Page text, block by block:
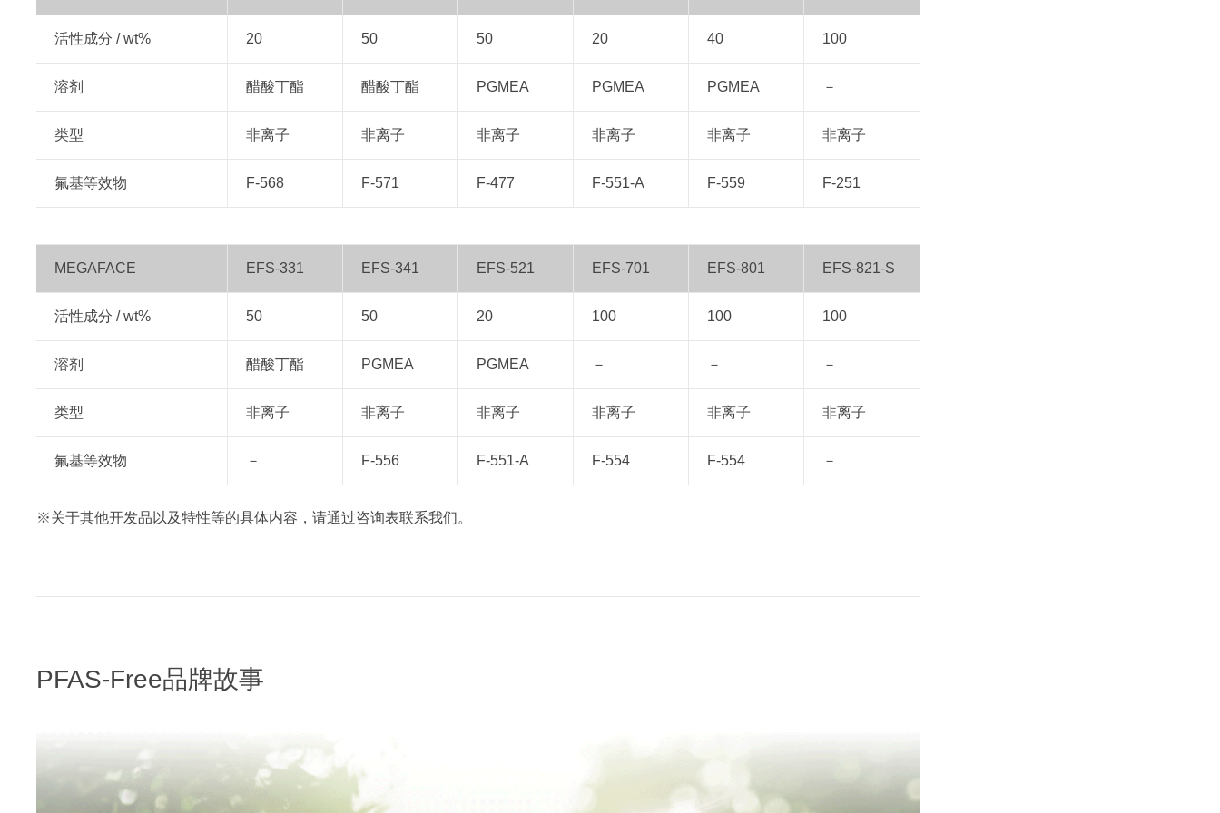
活性成分 / wt% 20 50 50 20 40 100
溶剂 醋酸丁酯 醋酸丁酯 PGMEA PGMEA PGMEA －
类型 非离子 非离子 非离子 非离子 非离子 非离子
氟基等效物 F-568 F-571 F-477 F-551-A F-559 F-251
MEGAFACE EFS-331 EFS-341 EFS-521 EFS-701 EFS-801 EFS-821-S
活性成分 / wt% 50 50 20 100 100 100
溶剂 醋酸丁酯 PGMEA PGMEA － － －
类型 非离子 非离子 非离子 非离子 非离子 非离子
氟基等效物 － F-556 F-551-A F-554 F-554 －
※关于其他开发品以及特性等的具体内容，请通过咨询表联系我们。
PFAS-Free品牌故事